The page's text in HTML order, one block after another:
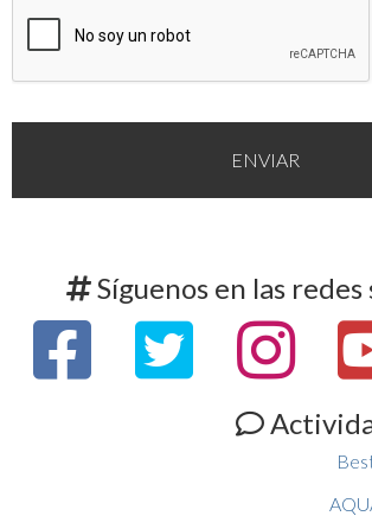
Síguenos en las redes